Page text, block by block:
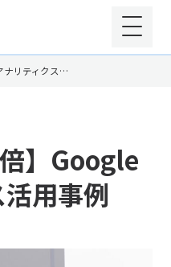
ナリティクス…
】Google
用事例